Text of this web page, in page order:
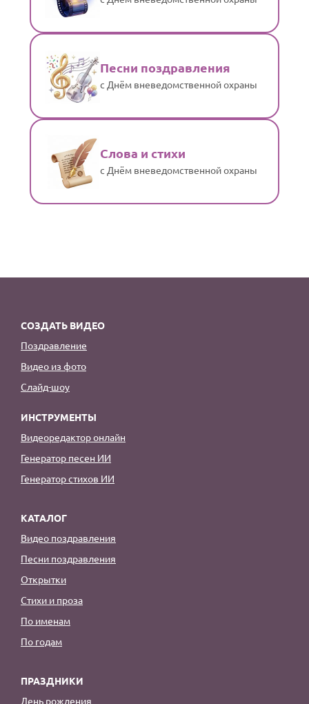
Песни поздравления
с Днём вневедомственной охраны
Слова и стихи
с Днём вневедомственной охраны
СОЗДАТЬ ВИДЕО
Поздравление
Видео из фото
Слайд-шоу
ИНСТРУМЕНТЫ
Видеоредактор онлайн
Генератор песен ИИ
Генератор стихов ИИ
КАТАЛОГ
Видео поздравления
Песни поздравления
Открытки
Стихи и проза
По именам
По годам
ПРАЗДНИКИ
День рождения